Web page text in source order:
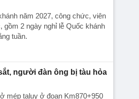
năm 2027, công chức, viên
2 ngày nghỉ lễ Quốc khánh
tuần.
người đàn ông bị tàu hỏa
mép taluy ở đoạn Km870+950